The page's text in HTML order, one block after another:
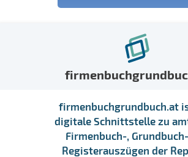
firmenbuchgrundbuch.at
digitale Schnittstelle zu
Firmenbuch-,
Registerauszügen der